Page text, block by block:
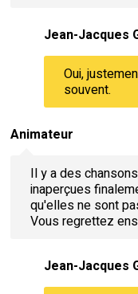
Jean-Jacques
Oui,
souvent.
Animateur
Il y a des
inaperçues
qu'elles ne sont
Vous regrettez
Jean-Jacques